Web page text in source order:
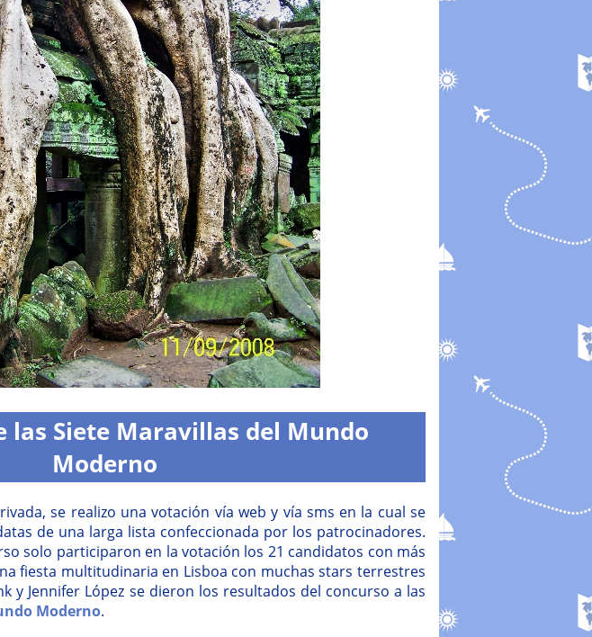
las Siete Maravillas del Mundo
Moderno
se realizo una votación vía web y vía sms en la cual se
de una larga lista confeccionada por los patrocinadores.
solo participaron en la votación los 21 candidatos con más
fiesta multitudinaria en Lisboa con muchas stars terrestres
y Jennifer López se dieron los resultados del concurso a las
Moderno.